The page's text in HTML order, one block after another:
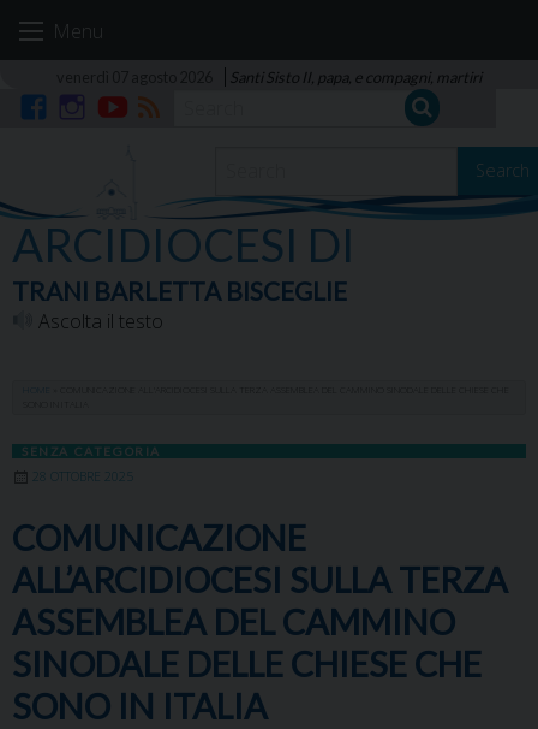
Menu
Santi Sisto II, papa, e compagni, martiri
Search
ARCIDIOCESI DI
TRANI BARLETTA BISCEGLIE
Ascolta il testo
SENZA CATEGORIA
28 OTTOBRE 2025
COMUNICAZIONE
ALL’ARCIDIOCESI SULLA TERZA
ASSEMBLEA DEL CAMMINO
SINODALE DELLE CHIESE CHE
SONO IN ITALIA